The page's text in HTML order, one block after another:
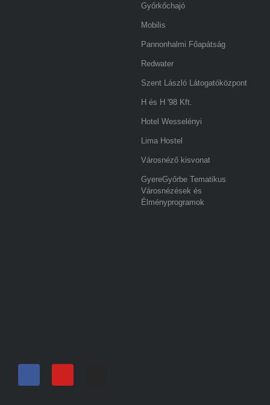
Győrkőchajó
Mobilis
Pannonhalmi Főapátság
Redwater
Szent László Látogatóközpont
H és H '98 Kft.
Hotel Wesselényi
Lima Hostel
Városnéző kisvonat
GyereGyőrbe Tematikus
Városnézések és
Élményprogramok